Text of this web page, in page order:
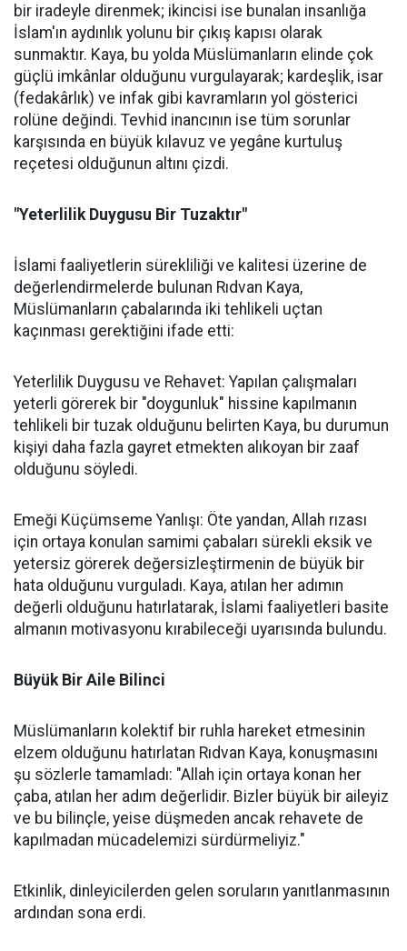
bir iradeyle direnmek; ikincisi ise bunalan insanlığa
İslam'ın aydınlık yolunu bir çıkış kapısı olarak
sunmaktır. Kaya, bu yolda Müslümanların elinde çok
güçlü imkânlar olduğunu vurgulayarak; kardeşlik, isar
(fedakârlık) ve infak gibi kavramların yol gösterici
rolüne değindi. Tevhid inancının ise tüm sorunlar
karşısında en büyük kılavuz ve yegâne kurtuluş
reçetesi olduğunun altını çizdi.
"Yeterlilik Duygusu Bir Tuzaktır"
İslami faaliyetlerin sürekliliği ve kalitesi üzerine de
değerlendirmelerde bulunan Rıdvan Kaya,
Müslümanların çabalarında iki tehlikeli uçtan
kaçınması gerektiğini ifade etti:
Yeterlilik Duygusu ve Rehavet: Yapılan çalışmaları
yeterli görerek bir "doygunluk" hissine kapılmanın
tehlikeli bir tuzak olduğunu belirten Kaya, bu durumun
kişiyi daha fazla gayret etmekten alıkoyan bir zaaf
olduğunu söyledi.
Emeği Küçümseme Yanlışı: Öte yandan, Allah rızası
için ortaya konulan samimi çabaları sürekli eksik ve
yetersiz görerek değersizleştirmenin de büyük bir
hata olduğunu vurguladı. Kaya, atılan her adımın
değerli olduğunu hatırlatarak, İslami faaliyetleri basite
almanın motivasyonu kırabileceği uyarısında bulundu.
Büyük Bir Aile Bilinci
Müslümanların kolektif bir ruhla hareket etmesinin
elzem olduğunu hatırlatan Rıdvan Kaya, konuşmasını
şu sözlerle tamamladı: "Allah için ortaya konan her
çaba, atılan her adım değerlidir. Bizler büyük bir aileyiz
ve bu bilinçle, yeise düşmeden ancak rehavete de
kapılmadan mücadelemizi sürdürmeliyiz."
Etkinlik, dinleyicilerden gelen soruların yanıtlanmasının
ardından sona erdi.